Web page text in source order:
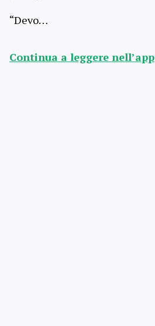
“Devo…
Continua a leggere nell’app